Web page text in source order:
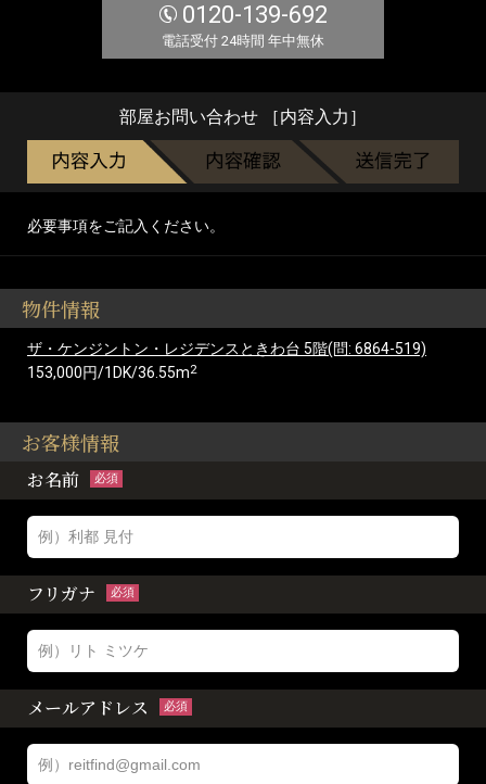
0120-139-692
電話受付 24時間 年中無休
部屋お問い合わせ ［内容入力］
必要事項をご記入ください。
物件情報
ザ・ケンジントン・レジデンスときわ台 5階(問: 6864-519)
153,000円/1DK/36.55m2
お客様情報
お名前 必須
フリガナ 必須
メールアドレス 必須